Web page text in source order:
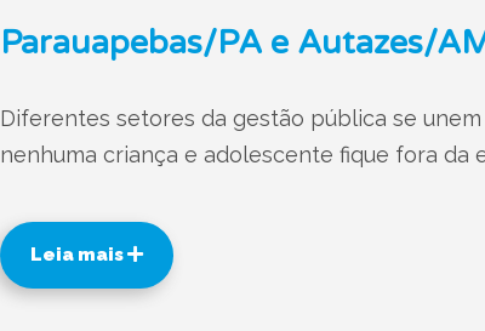
Parauapebas/PA e Autazes/
Diferentes setores da gestão pública se
nenhuma criança e adolescente fique fora da
Leia mais